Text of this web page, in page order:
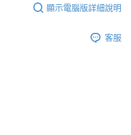
顯示電腦版詳細說明
客服